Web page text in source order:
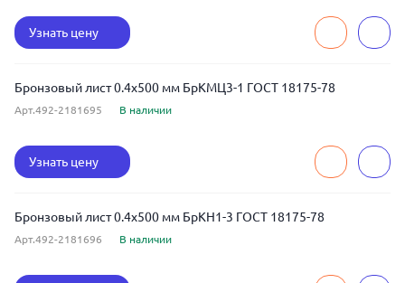
Узнать цену
Бронзовый лист 0.4x500 мм БрКМЦ3-1 ГОСТ 18175-78
Арт.492-2181695 В наличии
Узнать цену
Бронзовый лист 0.4x500 мм БрКН1-3 ГОСТ 18175-78
Арт.492-2181696 В наличии